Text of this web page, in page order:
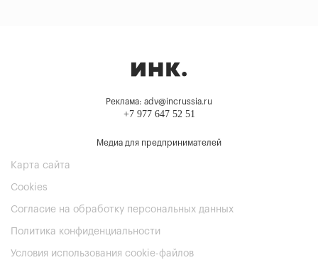
Реклама: adv@incrussia.ru
+7 977 647 52 51
Медиа для предпринимателей
Карта сайта
Cookies
Согласие на обработку персональных данных
Политика конфиденциальности
Условия использования cookie-файлов